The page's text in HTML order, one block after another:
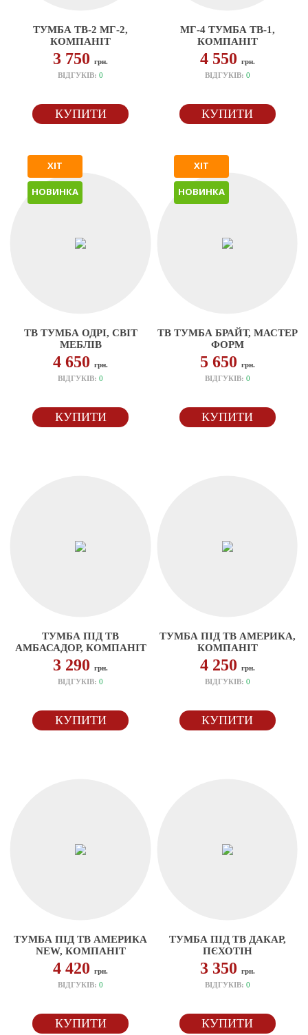
ТУМБА ТВ-2 МГ-2,
КОМПАНІТ
3 750грн.
ВІДГУКІВ:0
КУПИТИ
МГ-4 ТУМБА ТВ-1,
КОМПАНІТ
4 550 грн.
ВІДГУКІВ: 0
КУПИТИ
ХІТ
НОВИНКА
ТВ ТУМБА ОДРІ, СВІТ
МЕБЛІВ
4 650грн.
ВІДГУКІВ:0
КУПИТИ
ХІТ
НОВИНКА
ТВ ТУМБА БРАЙТ, МАСТЕР
ФОРМ
5 650 грн.
ВІДГУКІВ: 0
КУПИТИ
ТУМБА ПІД ТВ
АМБАСАДОР, КОМПАНІТ
3 290грн.
ВІДГУКІВ:0
КУПИТИ
ТУМБА ПІД ТВ АМЕРИКА,
КОМПАНІТ
4 250 грн.
ВІДГУКІВ: 0
КУПИТИ
ТУМБА ПІД ТВ АМЕРИКА
NEW, КОМПАНІТ
4 420грн.
ВІДГУКІВ:0
КУПИТИ
ТУМБА ПІД ТВ ДАКАР,
ПЄХОТІН
3 350 грн.
ВІДГУКІВ: 0
КУПИТИ